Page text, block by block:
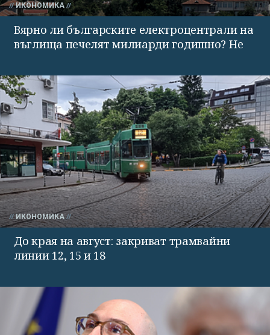
ИКОНОМИКА
Вярно ли българските електроцентрали на
въглища печелят милиарди годишно? Не
ИКОНОМИКА
До края на август: закриват трамвайни
линии 12, 15 и 18